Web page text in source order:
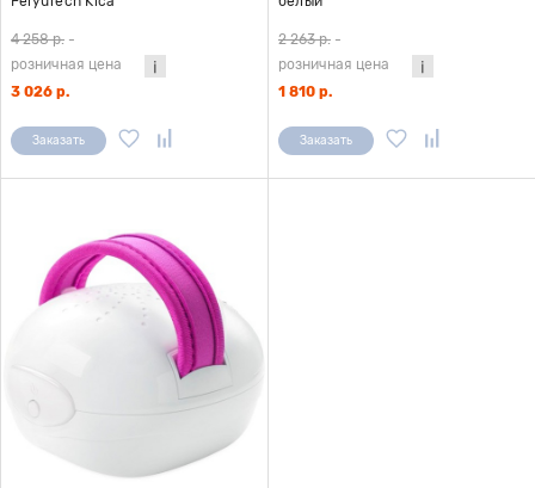
4 258 р. -
розничная цена
3 026 р.
Заказать
2 263 р. -
розничная цена
1 810 р.
Заказать